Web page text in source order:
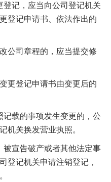
记，应当向公司登记机关
登记申请书、依法作出的
司章程的，应当提交修
登记申请书由变更后的
载的事项发生变更的，公
机关换发营业执照。
宣告破产或者其他法定事
登记机关申请注销登记，